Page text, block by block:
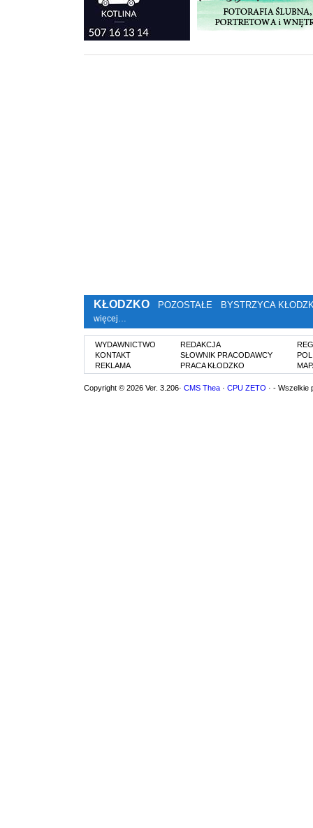
KŁODZKO POZOSTAŁE BYSTRZYCA
więcej…
WYDAWNICTWO
KONTAKT
REKLAMA
REDAKCJA
SŁOWNIK PRACODAWCY
PRACA KŁODZKO
Copyright © 2026 Ver. 3.206· CMS Thea · CPU ZETO · - Wszelkie